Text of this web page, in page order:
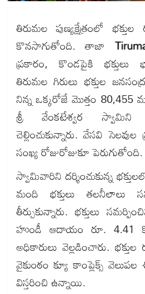
తిరుమల పుణ్యక్షేత్రంలో
కొనసాగుతోంది. తాజా
ప్రకారం, కొండపైకి భక్తులు
తిరుమల గిరులు భక్తుల
నిన్న ఒక్కరోజే మొత్తం 80,455
శ్రీ వేంకటేశ్వర స్వామిని
చెల్లించుకున్నారు. వేసవి
సంఖ్య రోజురోజుకూ పెరుగుతోంది.
స్వామివారిని దర్శించుకున్న
మంది భక్తులు తలనీలాలు
తీర్చుకున్నారు. భక్తులు
హుండీ ఆదాయం రూ. 4.41
అధికారులు వెల్లడించారు.
వైకుంఠం క్యూ కాంప్లెక్స్
విస్తరించి ఉన్నాయి.